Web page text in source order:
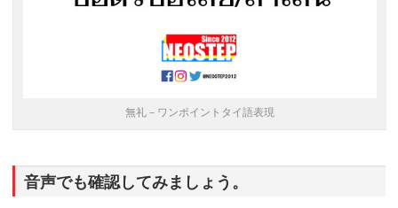
無礼－ワンポイントタイ語表現
音声でも確認してみましょう。